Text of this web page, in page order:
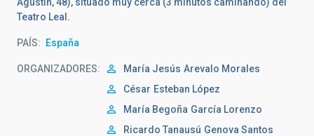
Teatro Leal.
PAÍS España
ORGANIZADORES María Jesús Arevalo Morales
César Esteban López
María Begoña García Lorenzo
Ricardo Tanausú Genova Santos